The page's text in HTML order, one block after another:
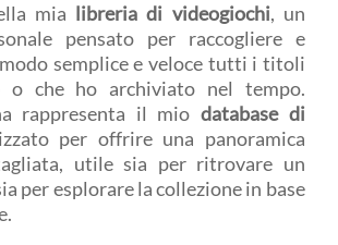
mia libreria di videogiochi, un
pensato per raccogliere e
semplice e veloce tutti i titoli
o che ho archiviato nel tempo.
rappresenta il miodatabase di
per offrire una panoramica
utile sia per ritrovare un
per esplorare la collezione in base